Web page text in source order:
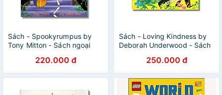
Sách - Spookyrumpus by
Tony Mitton - Sách ngoại
Anh, bìa mềm, nhập khẩu UK
220.000 đ
Sách - Loving Kindness by
Deborah Underwood - Sách
tiếng Anh, bìa mềm, nhập
khẩu UK
250.000 đ